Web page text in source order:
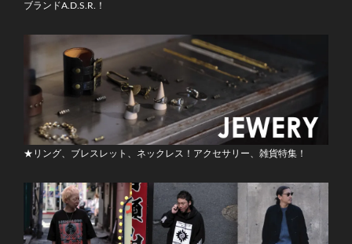
ブランドA.D.S.R.！
★リング、ブレスレット、ネックレス！アクセサリー、雑貨特集！